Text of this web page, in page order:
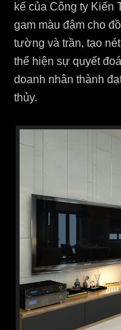
kế của Công ty Kiến
gam màu đậm cho
tường và trần, tạo
thể hiện sự quyết
doanh nhân thành
thủy.